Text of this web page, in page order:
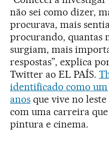
não sei como dizer,
procurava, mais
procurando, quantas
surgiam, mais
respostas”, explica
Twitter ao EL PAÍS.
identificado como um
anosque vive no
com uma carreira
pintura e cinema.